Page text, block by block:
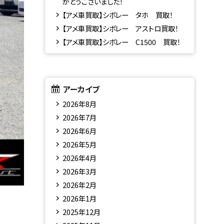
【アメ車買取】シボレー タホ 買取！
【アメ車買取】シボレー アストロ買取！
【アメ車買取】シボレー C1500 買取！
アーカイブ
2026年8月
2026年7月
2026年6月
2026年5月
2026年4月
2026年3月
2026年2月
2026年1月
2025年12月